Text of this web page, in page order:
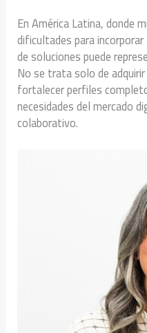
En América Latina, donde
dificultades para
de soluciones puede
No se trata solo de
fortalecer perfiles
necesidades del mercado
colaborativo.